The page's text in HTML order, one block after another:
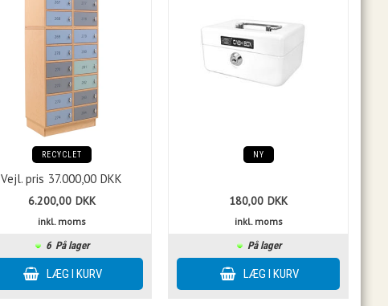
RECYCLET
Vejl. pris 37.000,00 DKK
6.200,00 DKK
inkl. moms
6 På lager
NY
180,00 DKK
inkl. moms
På lager